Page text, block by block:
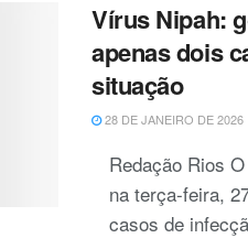
Vírus Nipah:
apenas dois
situação
28 DE JANEIRO DE 2026
Redação Rios
na terça-feira,
casos de